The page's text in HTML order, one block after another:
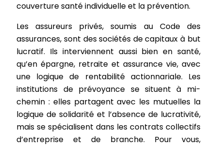
couverture santé individuelle et la prévention.
Les assureurs privés, soumis au Code des
assurances, sont des sociétés de capitaux à but
lucratif. Ils interviennent aussi bien en santé,
qu’en épargne, retraite et assurance vie, avec
une logique de rentabilité actionnariale. Les
institutions de prévoyance se situent à mi-
chemin : elles partagent avec les mutuelles la
logique de solidarité et l’absence de lucrativité,
mais se spécialisent dans les contrats collectifs
d’entreprise et de branche. Pour vous,